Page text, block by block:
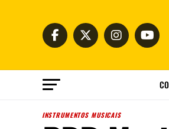
INSTRUMENTOS MUSICAIS